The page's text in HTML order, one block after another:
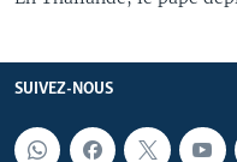
SUIVEZ-NOUS